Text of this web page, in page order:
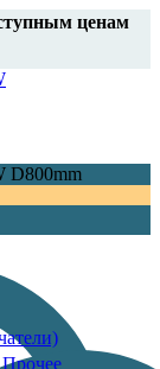
ценам
Прочее